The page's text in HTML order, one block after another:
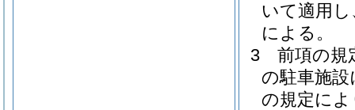
いて適用
による。
3
前項の規
の駐車施
の規定に